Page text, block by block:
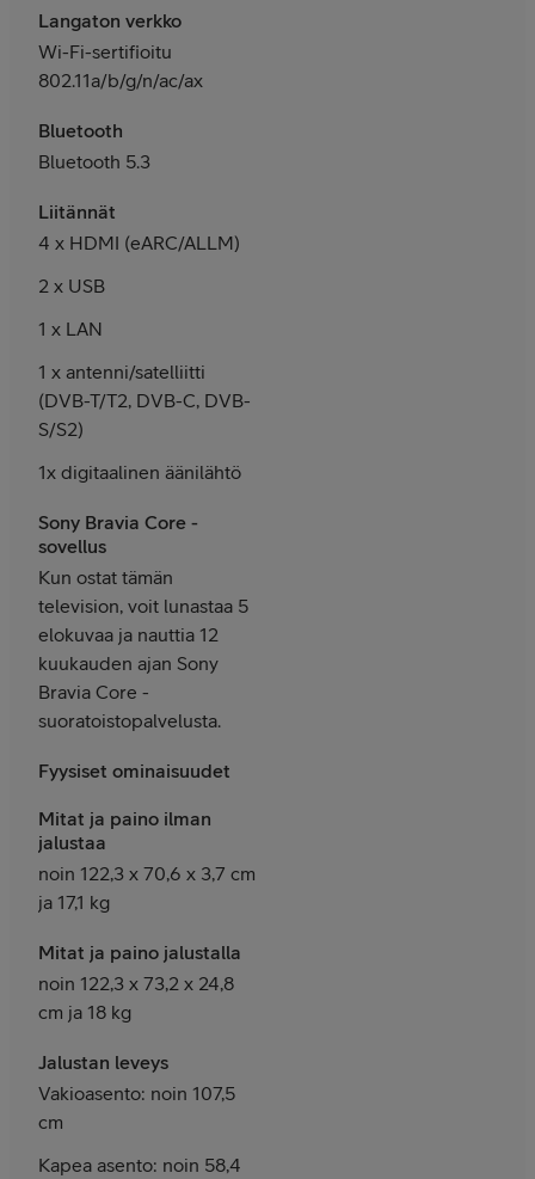
Langaton verkko
Wi-Fi-sertifioitu
802.11a/b/g/n/ac/ax
Bluetooth
Bluetooth 5.3
Liitännät
4 x HDMI (eARC/ALLM)
2 x USB
1 x LAN
1 x antenni/satelliitti
(DVB-T/T2, DVB-C, DVB-
S/S2)
1x digitaalinen äänilähtö
Sony Bravia Core -
sovellus
Kun ostat tämän
television, voit lunastaa 5
elokuvaa ja nauttia 12
kuukauden ajan Sony
Bravia Core -
suoratoistopalvelusta.
Fyysiset ominaisuudet
Mitat ja paino ilman
jalustaa
noin 122,3 x 70,6 x 3,7 cm
ja 17,1 kg
Mitat ja paino jalustalla
noin 122,3 x 73,2 x 24,8
cm ja 18 kg
Jalustan leveys
Vakioasento: noin 107,5
cm
Kapea asento: noin 58,4